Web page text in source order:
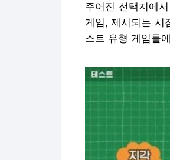
주어진 선택지에
게임, 제시되는 시
스트 유형 게임들